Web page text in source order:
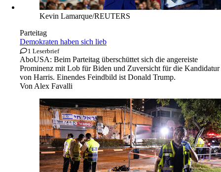
Kevin Lamarque/REUTERS
Parteitag
Demokraten haben sich lieb
1 Leserbrief
AboUSA: Beim Parteitag überschüttet sich die angereiste
Prominenz mit Lob für Biden und Zuversicht für die Kandidatur
von Harris. Einendes Feindbild ist Donald Trump.
VonAlex Favalli